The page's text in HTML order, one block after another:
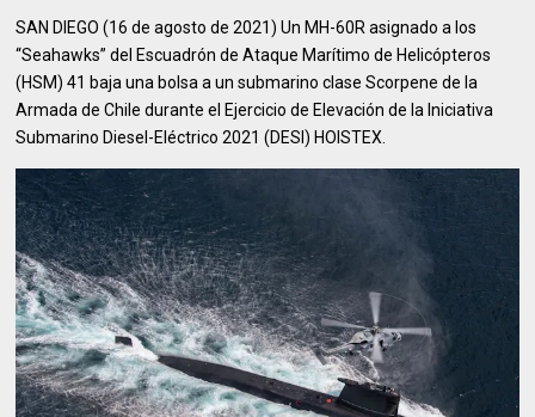
SAN DIEGO (16 de agosto de 2021) Un MH-60R asignado a los
“Seahawks” del Escuadrón de Ataque Marítimo de Helicópteros
(HSM) 41 baja una bolsa a un submarino clase Scorpene de la
Armada de Chile durante el Ejercicio de Elevación de la Iniciativa
Submarino Diesel-Eléctrico 2021 (DESI) HOISTEX.